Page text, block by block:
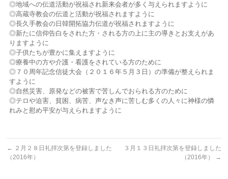
◎地域への伝道活動が祝福され新来会者が多く与えられますように
◎高蔵寺教会の伝道と活動が祝福されますように
◎長久手教会の日韓開拓協力伝道が祝福されますように
◎新たに信仰告白をされた方・される方の上に主の導きとお支えがあ
りますように
◎子供たちが豊かに集えますように
◎療養中の方や介護・看護をされている方のために
◎７０周年記念信徒大会（２０１６年５月３日）の準備が整えられま
すように
◎自然災害、原発などの被害で苦しんでおられる方のために
◎テロや迫害、貧困、病苦、声なき声に苦しむ多くの人々に神様の憐
れみと慰め平安が与えられますように
← ２月２８日礼拝次第を登録しました
（2016年）
３月１３日礼拝次第を登録しました
（2016年）
→